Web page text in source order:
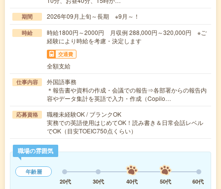
期間 2026年09月上旬～長期 ※9月～！
時給
時給1800円～2000円 月収例 288,000円～320,000円 ※ご
経験により時給を考慮・決定します
交通費
全額支給
仕事内容
外国語事務
＊報告書や資料の作成・会議での報告⇒各部署からの報告内
容やデータ集計を英語で入力・作成（Copilo…
応募資格
職種未経験OK / ブランクOK
実務での英語使用はじめてOK！読み書き＆日常会話レベル
でOK（目安TOEIC750点くらい）
職場の雰囲気
年齢層
20代
30代 40代 50代 60代